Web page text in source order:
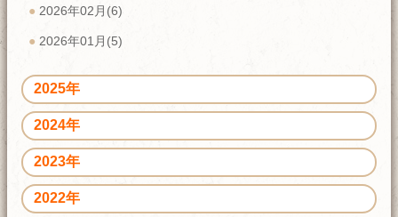
2026年02月(6)
2026年01月(5)
2025年
2024年
2023年
2022年